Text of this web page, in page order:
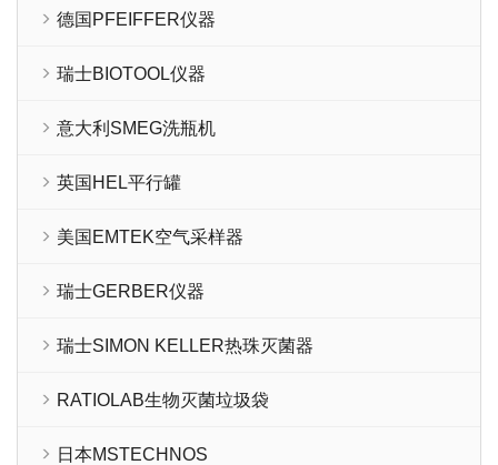
德国PFEIFFER仪器
瑞士BIOTOOL仪器
意大利SMEG洗瓶机
英国HEL平行罐
美国EMTEK空气采样器
瑞士GERBER仪器
瑞士SIMON KELLER热珠灭菌器
RATIOLAB生物灭菌垃圾袋
日本MSTECHNOS